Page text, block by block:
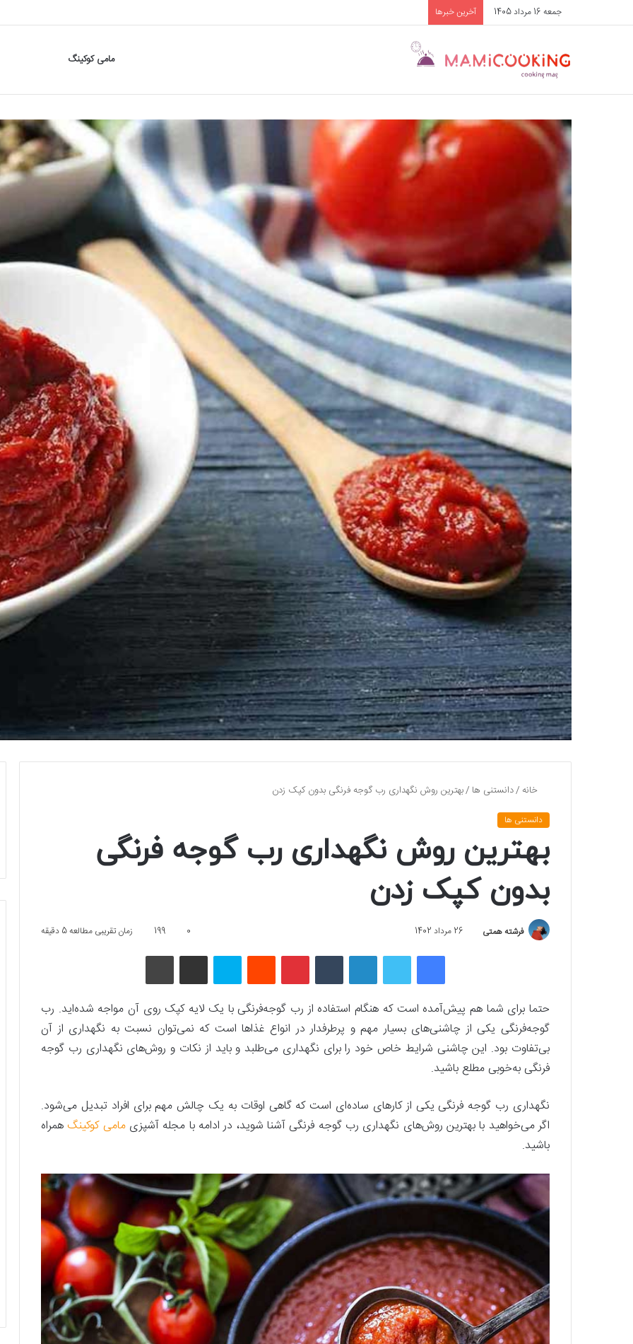
جمعه 16 مرداد 1405 آخرین خبرها
مامی کوکینگ
خانه /دانستنی ها /بهترین روش نگهداری رب گوجه‌ فرنگی بدون کپک زدن
دانستنی ها
بهترین روش نگهداری رب گوجه‌ فرنگی
بدون کپک زدن
فرشته همتی 26 مرداد 1402 0
199 زمان تقریبی مطالعه 5 دقیقه
فیسبوک لینکداین پینتریست اسکایپ
حتما برای شما هم پیش‌آمده است که هنگام استفاده از رب گوجه‌فرنگی با یک لایه کپک روی آن مواجه شده‌اید. رب
گوجه‌فرنگی یکی از چاشنی‌های بسیار مهم و پرطرفدار در انواع غذاها است که نمی‌توان نسبت‌ به نگهداری از آن
بی‌تفاوت بود. این چاشنی شرایط خاص خود را برای نگهداری می‌طلبد و باید از نکات و روش‌های نگهداری رب گوجه‌
فرنگی به‌خوبی مطلع باشید.
نگهداری رب گوجه‌ فرنگی یکی از کارهای ساده‌ای است که گاهی اوقات به یک چالش مهم برای افراد تبدیل می‌شود.
اگر می‌خواهید با بهترین روش‌های نگهداری رب گوجه‌ فرنگی آشنا شوید، در ادامه با مجله آشپزیمامی کوکینگهمراه
باشید.